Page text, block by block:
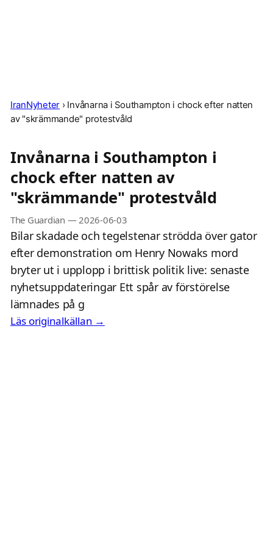
IranNyheter › Invånarna i Southampton i chock efter natten
av "skrämmande" protestvåld
Invånarna i Southampton i
chock efter natten av
"skrämmande" protestvåld
The Guardian — 2026-06-03
Bilar skadade och tegelstenar strödda över gator
efter demonstration om Henry Nowaks mord
bryter ut i upplopp i brittisk politik live: senaste
nyhetsuppdateringar Ett spår av förstörelse
lämnades på g
Läs originalkällan →